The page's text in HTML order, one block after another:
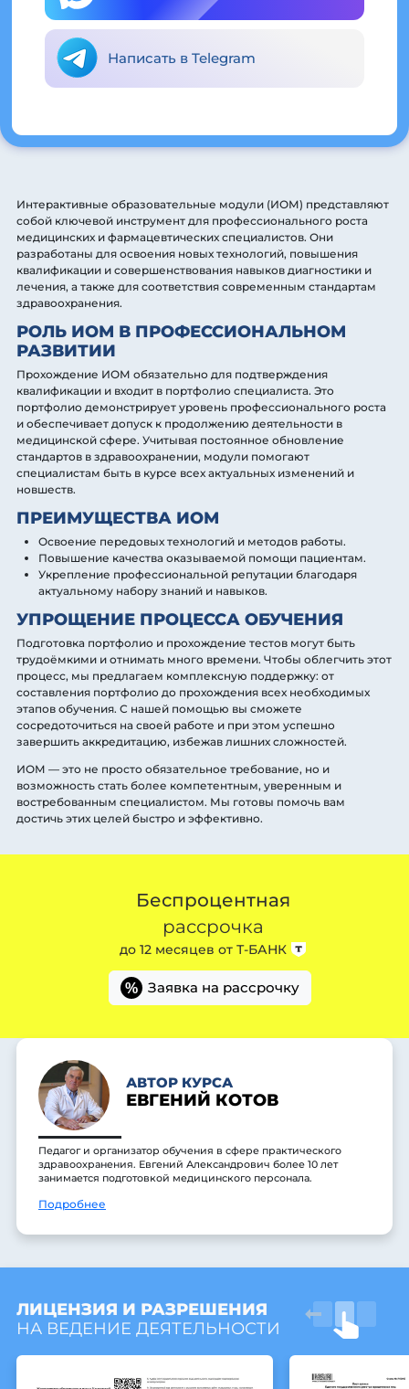
Написать в Telegram
Интерактивные образовательные модули (ИОМ) представляют
собой ключевой инструмент для профессионального роста
медицинских и фармацевтических специалистов. Они
разработаны для освоения новых технологий, повышения
квалификации и совершенствования навыков диагностики и
лечения, а также для соответствия современным стандартам
здравоохранения.
РОЛЬ ИОМ В ПРОФЕССИОНАЛЬНОМ
РАЗВИТИИ
Прохождение ИОМ обязательно для подтверждения
квалификации и входит в портфолио специалиста. Это
портфолио демонстрирует уровень профессионального роста
и обеспечивает допуск к продолжению деятельности в
медицинской сфере. Учитывая постоянное обновление
стандартов в здравоохранении, модули помогают
специалистам быть в курсе всех актуальных изменений и
новшеств.
ПРЕИМУЩЕСТВА ИОМ
Освоение передовых технологий и методов работы.
Повышение качества оказываемой помощи пациентам.
Укрепление профессиональной репутации благодаря
актуальному набору знаний и навыков.
УПРОЩЕНИЕ ПРОЦЕССА ОБУЧЕНИЯ
Подготовка портфолио и прохождение тестов могут быть
трудоёмкими и отнимать много времени. Чтобы облегчить этот
процесс, мы предлагаем комплексную поддержку: от
составления портфолио до прохождения всех необходимых
этапов обучения. С нашей помощью вы сможете
сосредоточиться на своей работе и при этом успешно
завершить аккредитацию, избежав лишних сложностей.
ИОМ — это не просто обязательное требование, но и
возможность стать более компетентным, уверенным и
востребованным специалистом. Мы готовы помочь вам
достичь этих целей быстро и эффективно.
Беспроцентная
рассрочка
до 12 месяцев от Т-БАНК
% Заявка на рассрочку
АВТОР КУРСА
ЕВГЕНИЙ КОТОВ
Педагог и организатор обучения в сфере практического
здравоохранения. Евгений Александрович более 10 лет
занимается подготовкой медицинского персонала.
Подробнее
ЛИЦЕНЗИЯ И РАЗРЕШЕНИЯ
НА ВЕДЕНИЕ ДЕЯТЕЛЬНОСТИ